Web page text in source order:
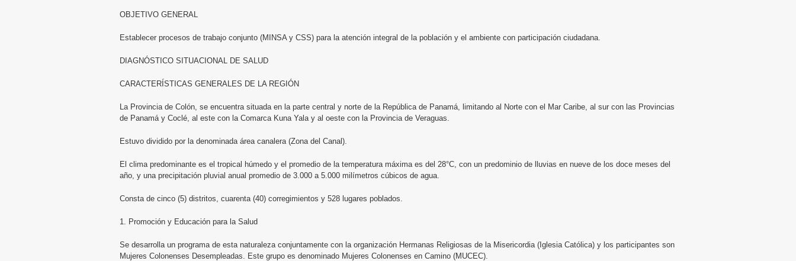
OBJETIVO GENERAL
Establecer procesos de trabajo conjunto (MINSA y CSS) para la atención integral de la población y el ambiente con participación ciudadana.
DIAGNÓSTICO SITUACIONAL DE SALUD
CARACTERÍSTICAS GENERALES DE LA REGIÓN
La Provincia de Colón, se encuentra situada en la parte central y norte de la República de Panamá, limitando al Norte con el Mar Caribe, al sur con las Provincias
de Panamá y Coclé, al este con la Comarca Kuna Yala y al oeste con la Provincia de Veraguas.
Estuvo dividido por la denominada área canalera (Zona del Canal).
El clima predominante es el tropical húmedo y el promedio de la temperatura máxima es del 28°C, con un predominio de lluvias en nueve de los doce meses del
año, y una precipitación pluvial anual promedio de 3.000 a 5.000 milímetros cúbicos de agua.
Consta de cinco (5) distritos, cuarenta (40) corregimientos y 528 lugares poblados.
1. Promoción y Educación para la Salud
Se desarrolla un programa de esta naturaleza conjuntamente con la organización Hermanas Religiosas de la Misericordia (Iglesia Católica) y los participantes son
Mujeres Colonenses Desempleadas. Este grupo es denominado Mujeres Colonenses en Camino (MUCEC).